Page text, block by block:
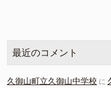
最近のコメント
久御山町立久御山中学校 に